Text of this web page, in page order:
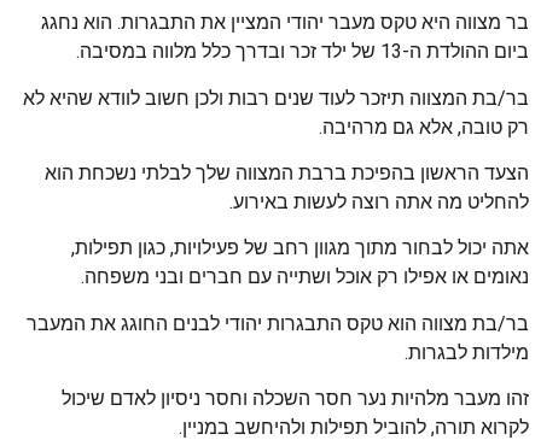
בר מצווה היא טקס מעבר יהודי המציין את התבגרות. הוא נחגג
ביום ההולדת ה-13 של ילד זכר ובדרך כלל מלווה במסיבה.
בר/בת המצווה תיזכר לעוד שנים רבות ולכן חשוב לוודא שהיא לא
רק טובה, אלא גם מרהיבה.
הצעד הראשון בהפיכת ברבת המצווה שלך לבלתי נשכחת הוא
להחליט מה אתה רוצה לעשות באירוע.
אתה יכול לבחור מתוך מגוון רחב של פעילויות, כגון תפילות,
נאומים או אפילו רק אוכל ושתייה עם חברים ובני משפחה.
בר/בת מצווה הוא טקס התבגרות יהודי לבנים החוגג את המעבר
מילדות לבגרות.
זהו מעבר מלהיות נער חסר השכלה וחסר ניסיון לאדם שיכול
לקרוא תורה, להוביל תפילות ולהיחשב במניין.